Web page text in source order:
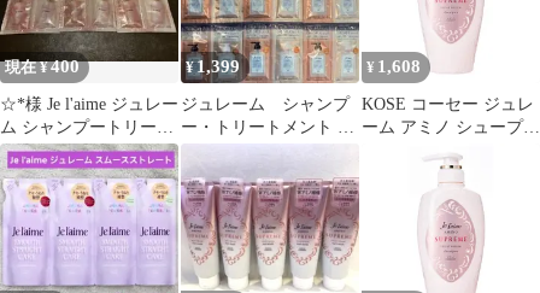
現在 ¥400
☆*様 Je l'aime ジュレー
ム シャンプートリート
メントトライアルセッ
ト
¥1,399
ジュレーム シャンプ
ー・トリートメント 20
個セット
¥ 1,608
KOSE コーセー ジュレ
ーム アミノ シュープリ
ーム シャンプー (ベル
ベットメロウ) 本体
500mL ローズ&ジャス
ミンの香り)